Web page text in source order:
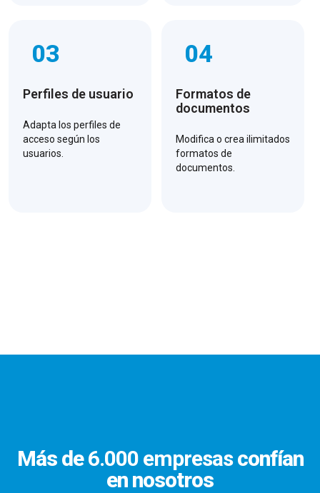
03
Perfiles de usuario
Adapta los perfiles de
acceso según los
usuarios.
04
Formatos de
documentos
Modifica o crea ilimitados
formatos de
documentos.
Más de6.000 empresasconfían
en nosotros